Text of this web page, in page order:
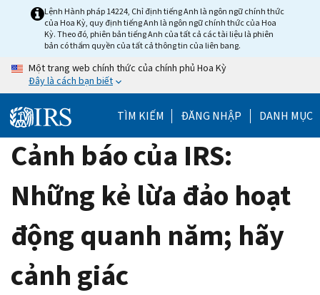
Lệnh Hành pháp 14224, Chỉ định tiếng Anh là ngôn ngữ chính thức
của Hoa Kỳ, quy định tiếng Anh là ngôn ngữ chính thức của Hoa
Kỳ. Theo đó, phiên bản tiếng Anh của tất cả các tài liệu là phiên
bản có thẩm quyền của tất cả thông tin của liên bang.
Một trang web chính thức của chính phủ Hoa Kỳ
Đây là cách bạn biết
TÌM KIẾM ĐĂNG NHẬP DANH MỤC
Cảnh báo của IRS:
Những kẻ lừa đảo hoạt
động quanh năm; hãy
cảnh giác